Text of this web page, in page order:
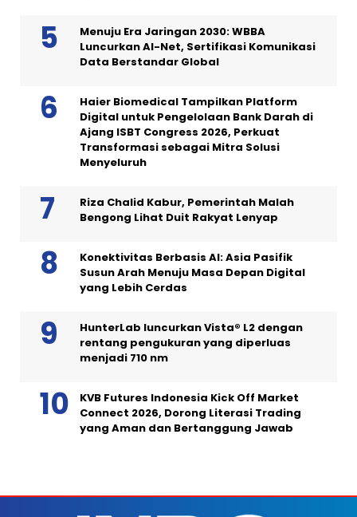
Menuju Era Jaringan 2030: WBBA
Luncurkan AI-Net, Sertifikasi Komunikasi
Data Berstandar Global
Haier Biomedical Tampilkan Platform
Digital untuk Pengelolaan Bank Darah di
Ajang ISBT Congress 2026, Perkuat
Transformasi sebagai Mitra Solusi
Menyeluruh
Riza Chalid Kabur, Pemerintah Malah
Bengong Lihat Duit Rakyat Lenyap
Konektivitas Berbasis AI: Asia Pasifik
Susun Arah Menuju Masa Depan Digital
yang Lebih Cerdas
HunterLab luncurkan Vista® L2 dengan
rentang pengukuran yang diperluas
menjadi 710 nm
KVB Futures Indonesia Kick Off Market
Connect 2026, Dorong Literasi Trading
yang Aman dan Bertanggung Jawab